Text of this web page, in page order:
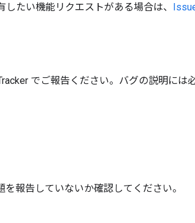
たい機能リクエストがある場合は、
でご報告ください。バグの説明には
報告していないか確認してください。